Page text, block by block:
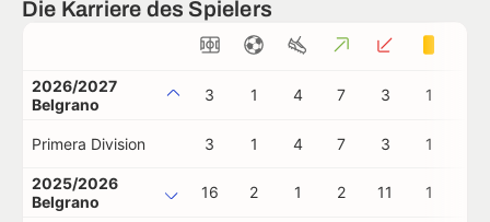
Die Karriere des Spielers
2026/2027
Belgrano
3 1 4 7 3 1
Primera Division 3 1 4 7 3 1
2025/2026
Belgrano
16 2 1 2 11 1